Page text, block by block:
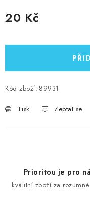
20 Kč
Kód zboží: 89931
Tisk Zeptat se
Prioritou je pro
kvalitní zboží za